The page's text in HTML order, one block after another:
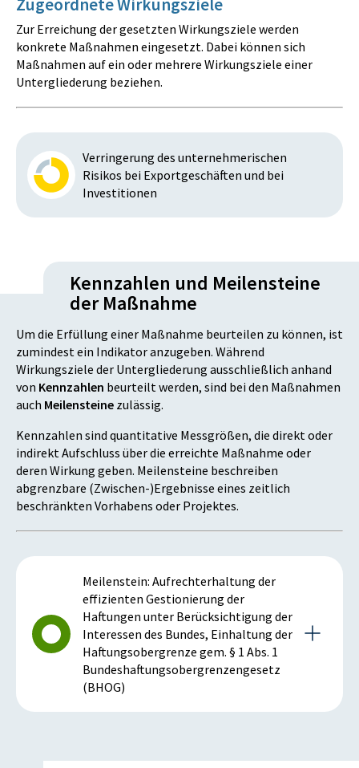
Zugeordnete Wirkungsziele
Zur Erreichung der gesetzten Wirkungsziele werden
konkrete Maßnahmen eingesetzt. Dabei können sich
Maßnahmen auf ein oder mehrere Wirkungsziele einer
Untergliederung beziehen.
Verringerung des unternehmerischen
Risikos bei Exportgeschäften und bei
Investitionen
Kennzahlen und Meilensteine
der Maßnahme
Um die Erfüllung einer Maßnahme beurteilen zu können, ist
zumindest ein Indikator anzugeben. Während
Wirkungsziele der Untergliederung ausschließlich anhand
von Kennzahlen beurteilt werden, sind bei den Maßnahmen
auch Meilensteine zulässig.
Kennzahlen sind quantitative Messgrößen, die direkt oder
indirekt Aufschluss über die erreichte Maßnahme oder
deren Wirkung geben. Meilensteine beschreiben
abgrenzbare (Zwischen-)Ergebnisse eines zeitlich
beschränkten Vorhabens oder Projektes.
Meilenstein: Aufrechterhaltung der
effizienten Gestionierung der
Haftungen unter Berücksichtigung der
Interessen des Bundes, Einhaltung der
Haftungsobergrenze gem. § 1 Abs. 1
Bundeshaftungsobergrenzengesetz
(BHOG)